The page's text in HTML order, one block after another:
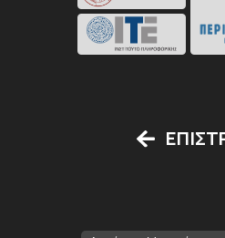
ο σύνδεσμος θα